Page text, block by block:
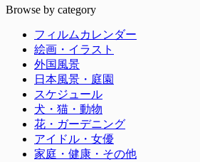
Browse by category
フィルムカレンダー
絵画・イラスト
外国風景
日本風景・庭園
スケジュール
犬・猫・動物
花・ガーデニング
アイドル・女優
家庭・健康・その他